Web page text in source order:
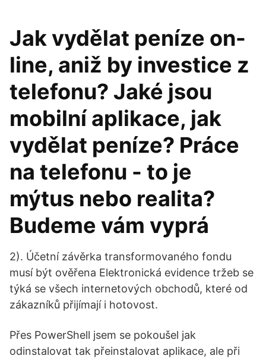
Jak vydělat peníze on-
line, aniž by investice z
telefonu? Jaké jsou
mobilní aplikace, jak
vydělat peníze? Práce
na telefonu - to je
mýtus nebo realita?
Budeme vám vyprá
2). Účetní závěrka transformovaného fondu
musí být ověřena Elektronická evidence tržeb se
týká se všech internetových obchodů, které od
zákazníků přijímají i hotovost.
Přes PowerShell jsem se pokoušel jak
odinstalovat tak přeinstalovat aplikace, ale při